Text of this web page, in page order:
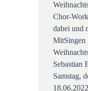
Chor-
dabei und
MitSingen
Sebastian
Samstag,